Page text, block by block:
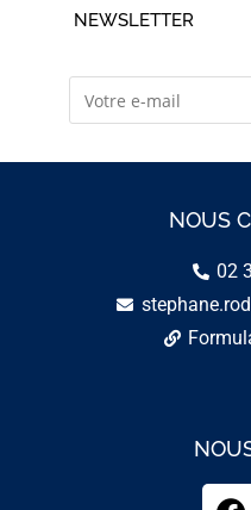
NEWSLETTER
NOUS
02